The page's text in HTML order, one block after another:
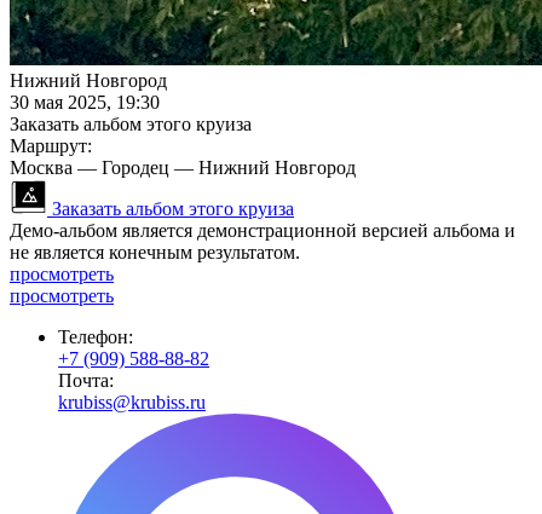
Нижний Новгород
30 мая 2025, 19:30
Заказать альбом этого круиза
Маршрут:
Москва — Городец — Нижний Новгород
Заказать альбом этого круиза
Демо-альбом является демонстрационной версией альбома и
не является конечным результатом.
просмотреть
просмотреть
Телефон:
+7 (909) 588-88-82
Почта:
krubiss@krubiss.ru